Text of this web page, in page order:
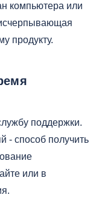
компьютера или
продукту.
поддержки.
- способ получить
или в